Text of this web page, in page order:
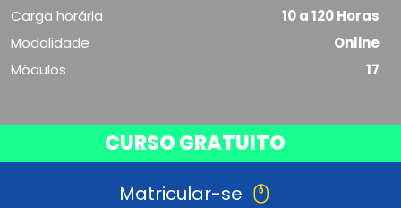
Carga horária
10 a 120 Horas
Modalidade
Online
Módulos
17
CURSO GRATUITO
Matricular-se